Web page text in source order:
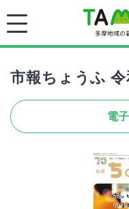
市報ちょうふ
電